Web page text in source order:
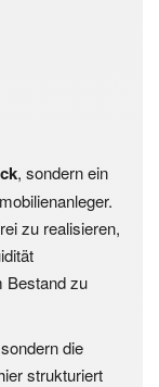
, sondern ein
zu realisieren,
Bestand zu
die
strukturiert